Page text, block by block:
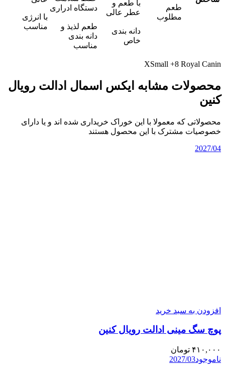
طعم
مطلوب
با طعم و
عطر عالی
دانه بندی
خاص
دستگاه ادراری
طعم لذیذ و
دانه بندی
مناسب
با انرژی
مناسب
XSmall +8 Royal Canin
محصولات مشابه ایکس اسمال ادالت رویال
کنین
محصولاتی که معمولا با این خوراک خریداری شده اند و یا دارای
خصوصیات مشترک با این محصول هستند
2027/04
افزودن به سبد خرید
پوچ سگ مینی ادالت رویال کنین
۴۱۰,۰۰۰ تومان
ناموجود2027/03